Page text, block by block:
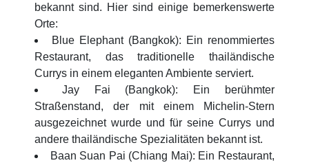
bekannt sind. Hier sind einige bemerkenswerte
Orte:
Blue Elephant (Bangkok): Ein renommiertes
Restaurant, das traditionelle thailändische
Currys in einem eleganten Ambiente serviert.
Jay Fai (Bangkok): Ein berühmter
Straßenstand, der mit einem Michelin-Stern
ausgezeichnet wurde und für seine Currys und
andere thailändische Spezialitäten bekannt ist.
Baan Suan Pai (Chiang Mai): Ein Restaurant,